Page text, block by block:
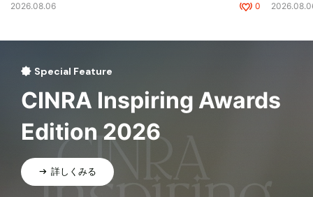
2026.08.06 0
Special Feature
CINRA Inspiring Awards
Edition 2026
詳しくみる